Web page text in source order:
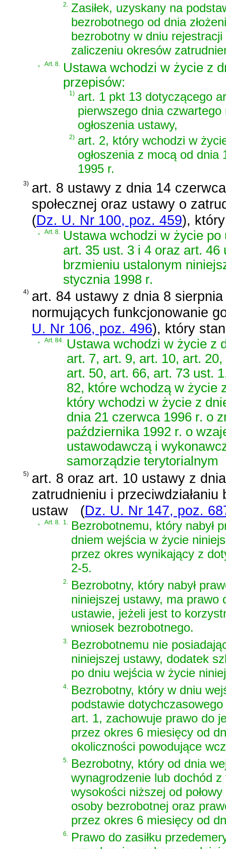
2.
Zasiłek, uzyskany na
bezrobotnego od dnia
bezrobotny w dniu rejestracji
zaliczeniu okresów
Art. 8.
Ustawa wchodzi w życie z
przepisów:
1) art. 1 pkt 13 dotyczącego
pierwszego dnia
ogłoszenia ustawy,
2) art. 2, który wchodzi w
ogłoszenia z mocą od dnia
1995 r.
3) art. 8 ustawy z dnia 14
społecznej oraz ustawy o
(Dz. U. Nr 100, poz. 459),
Art. 8.
Ustawa wchodzi w życie po
art. 35 ust. 3 i 4 oraz art.
brzmieniu ustalonym
stycznia 1998 r.
4) art. 84 ustawy z dnia 8
normujących funkcjonowanie
U. Nr 106, poz. 496), który
„ Art. 84. Ustawa wchodzi w życie z
art. 7, art. 9, art. 10, art.
art. 50, art. 66, art. 73 ust.
82, które wchodzą w życie
który wchodzi w życie z
dnia 21 czerwca 1996 r. o
października 1992 r. o
ustawodawczą i
samorządzie terytorialnym
5) art. 8 oraz art. 10 ustawy z
zatrudnieniu i
ustaw
(Dz. U. Nr 147, poz.
Art. 8. 1.
Bezrobotnemu, który nabył
dniem wejścia w życie
przez okres wynikający z
2-5.
2.
Bezrobotny, który nabył
niniejszej ustawy, ma prawo
ustawie, jeżeli jest to
wniosek bezrobotnego.
3.
Bezrobotnemu nie
niniejszej ustawy, dodatek
po dniu wejścia w życie
4.
Bezrobotny, który w dniu
podstawie
art. 1, zachowuje prawo do
przez okres 6 miesięcy od
okoliczności powodujące
5.
Bezrobotny, który od dnia
wynagrodzenie lub dochód
wysokości niższej od
osoby bezrobotnej oraz
przez okres 6 miesięcy od
6.
Prawo do zasiłku